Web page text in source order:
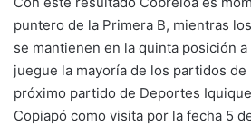
puntero de la Primera B, mientras
se mantienen en la quinta posición
juegue la mayoría de los partidos de
próximo partido de Deportes
Copiapó como visita por la fecha 5